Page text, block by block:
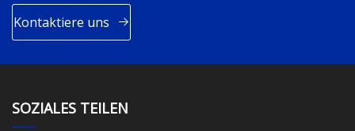
Kontaktiere uns
SOZIALES TEILEN